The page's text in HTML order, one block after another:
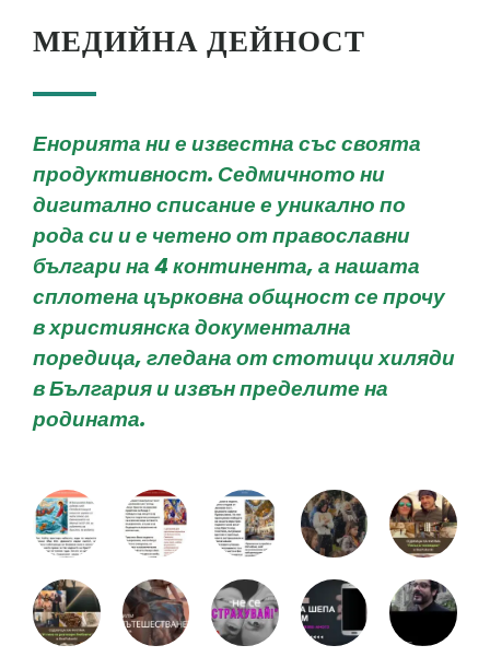
МЕДИЙНА ДЕЙНОСТ
Енорията ни е известна със своята
продуктивност. Седмичното ни
дигитално списание е уникално по
рода си и е четено от православни
българи на 4 континента, а нашата
сплотена църковна общност се прочу
в християнска документална
поредица, гледана от стотици хиляди
в България и извън пределите на
родината.